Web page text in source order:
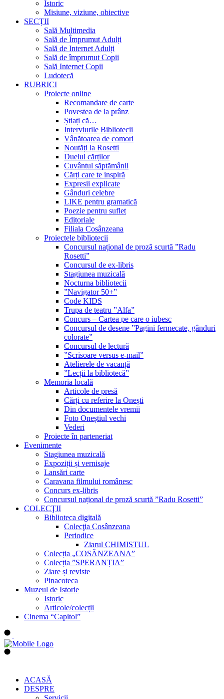
Istoric
Misiune, viziune, obiective
SECȚII
Sală Multimedia
Sală de Împrumut Adulți
Sală de Internet Adulți
Sală de împrumut Copii
Sală Internet Copii
Ludotecă
RUBRICI
Proiecte online
Recomandare de carte
Povestea de la prânz
Știați că…
Interviurile Bibliotecii
Vânătoarea de comori
Noutăți la Rosetti
Duelul cărților
Cuvântul săptămânii
Cărți care te inspiră
Expresii explicate
Gânduri celebre
LIKE pentru gramatică
Poezie pentru suflet
Editoriale
Filiala Cosânzeana
Proiectele bibliotecii
Concursul național de proză scurtă ”Radu
Rosetti”
Concursul de ex-libris
Stagiunea muzicală
Nocturna bibliotecii
”Navigator 50+”
Code KIDS
Trupa de teatru ”Alfa”
Concurs – Cartea pe care o iubesc
Concursul de desene ”Pagini fermecate, gânduri
colorate”
Concursul de lectură
”Scrisoare versus e-mail”
Atelierele de vacanță
”Lecții la bibliotecă”
Memoria locală
Articole de presă
Cărți cu referire la Onești
Din documentele vremii
Foto Oneștiul vechi
Vederi
Proiecte în parteneriat
Evenimente
Stagiunea muzicală
Expoziții și vernisaje
Lansări carte
Caravana filmului românesc
Concurs ex-libris
Concursul național de proză scurtă ”Radu Rosetti”
COLECŢII
Biblioteca digitală
Colecţia Cosânzeana
Periodice
Ziarul CHIMISTUL
Colecția „COSÂNZEANA”
Colecția ”SPERANȚIA”
Ziare și reviste
Pinacoteca
Muzeul de Istorie
Istoric
Articole/colecții
Cinema “Capitol”
ACASĂ
DESPRE